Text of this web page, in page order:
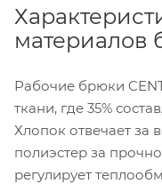
материалов
Рабочие брюки
ткани, где 35%
Хлопок отвечает за
полиэстер за
регулирует